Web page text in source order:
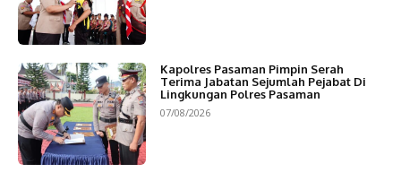
Kapolres Pasaman Pimpin Serah
Terima Jabatan Sejumlah Pejabat Di
Lingkungan Polres Pasaman
07/08/2026